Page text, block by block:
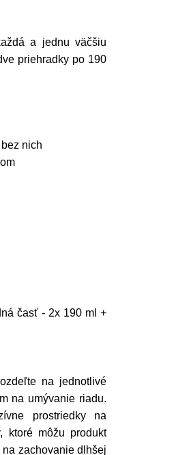
a jednu väčšiu
priehradky po 190
nich
časť - 2x 190 ml +
na jednotlivé
na umývanie riadu.
prostriedky na
ktoré môžu produkt
zachovanie dlhšej